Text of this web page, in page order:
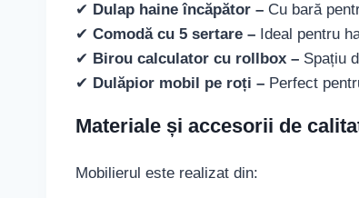
✔ Dulap haine încăpător – Cu bară
✔ Comodă cu 5 sertare – Ideal pentru
✔ Birou calculator cu rollbox – Spațiu
✔ Dulăpior mobil pe roți – Perfect
Materiale și accesorii de
Mobilierul este realizat din: